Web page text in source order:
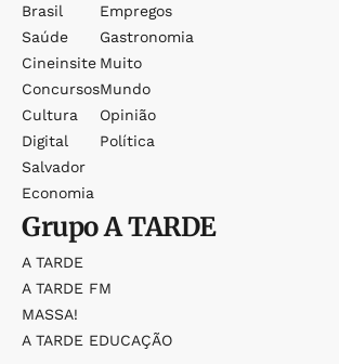
Brasil
Saúde
Cineinsite
Concursos
Cultura
Digital
Salvador
Economia
Empregos
Gastronomia
Muito
Mundo
Opinião
Política
GrupoA TARDE
A TARDE
A TARDE FM
MASSA!
A TARDE EDUCAÇÃO